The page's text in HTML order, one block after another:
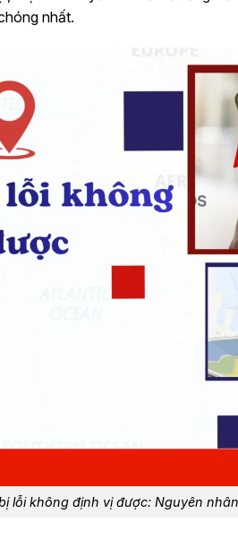
nhất.
lỗi không định vị được: Nguyên